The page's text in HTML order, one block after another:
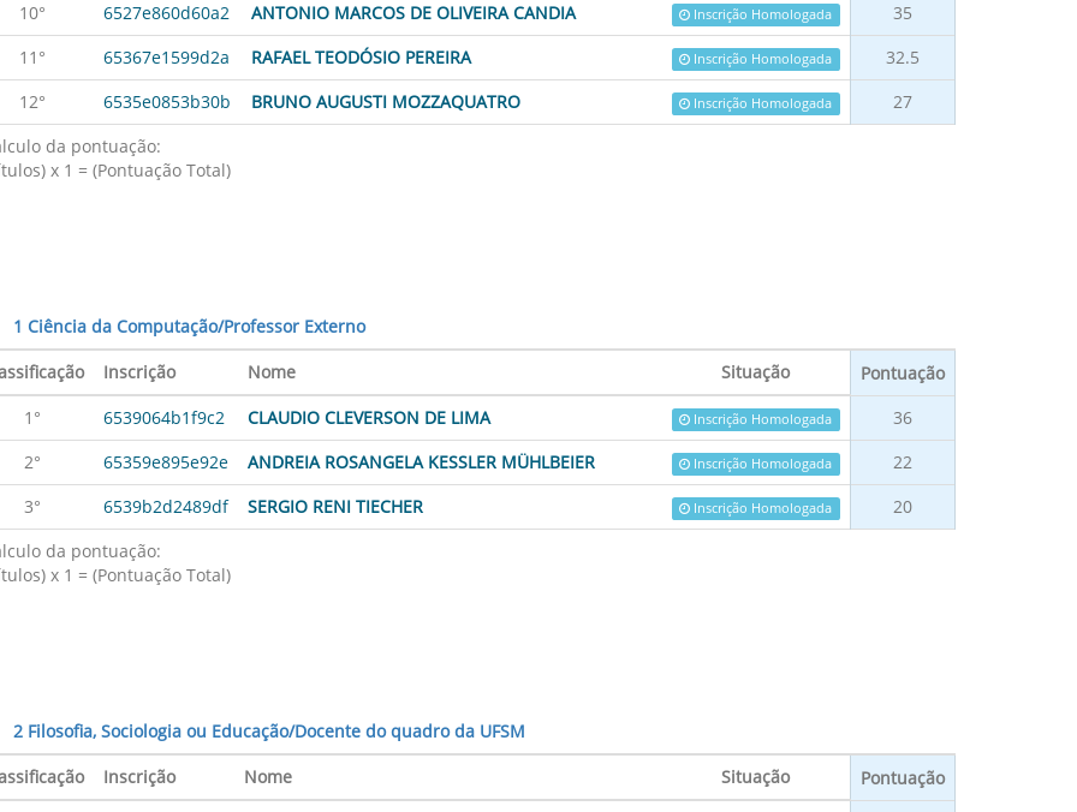
10°
6527e860d60a2 ANTONIO MARCOS DE OLIVEIRA CANDIA Inscrição Homologada
35
11°
65367e1599d2a RAFAEL TEODÓSIO PEREIRA Inscrição Homologada
32.5
12°
6535e0853b30b BRUNO AUGUSTI MOZZAQUATRO Inscrição Homologada
27
da pontuação:
x 1 = (Pontuação Total)
Ciência da Computação/Professor Externo
Inscrição Nome Situação
Pontuação
1°
6539064b1f9c2 CLAUDIO CLEVERSON DE LIMA Inscrição Homologada
36
2°
65359e895e92e ANDREIA ROSANGELA KESSLER MÜHLBEIER Inscrição Homologada
22
3°
6539b2d2489df SERGIO RENI TIECHER Inscrição Homologada
20
da pontuação:
x 1 = (Pontuação Total)
Filosofia, Sociologia ou Educação/Docente do quadro da UFSM
Inscrição Nome Situação
Pontuação